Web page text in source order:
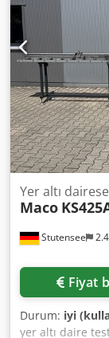
Stutensee
Yer altı
Maco
Fiyat
Durum: iyi
yer altı daire